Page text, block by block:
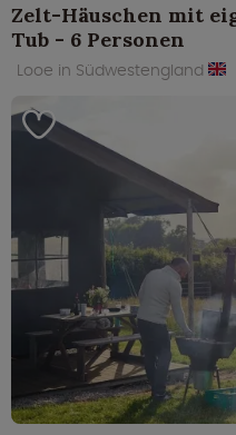
Zelt-Häuschen mit
Tub - 6 Personen
Looe in Südwestengland